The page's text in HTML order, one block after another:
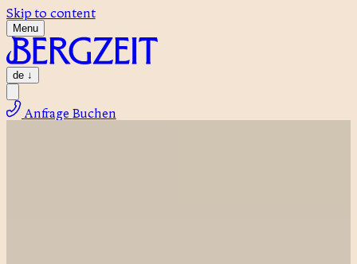
Skip to content
Menu
de ↓
Anfrage Buchen